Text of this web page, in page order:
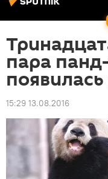
пара
15:29 13.08.2016